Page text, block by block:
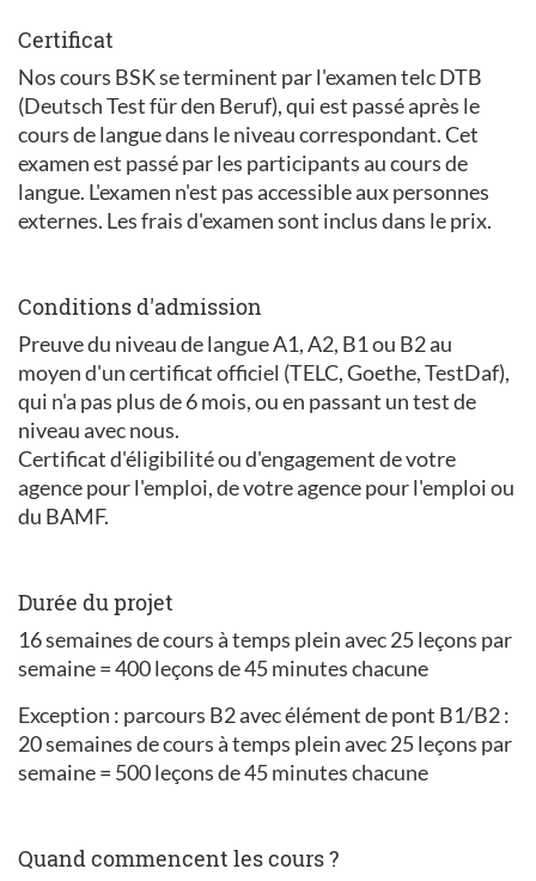
Certificat
Nos cours BSK se terminent par l'examen telc DTB
(Deutsch Test für den Beruf), qui est passé après le
cours de langue dans le niveau correspondant. Cet
examen est passé par les participants au cours de
langue. L'examen n'est pas accessible aux personnes
externes. Les frais d'examen sont inclus dans le prix.
Conditions d'admission
Preuve du niveau de langue A1, A2, B1 ou B2 au
moyen d'un certificat officiel (TELC, Goethe, TestDaf),
qui n'a pas plus de 6 mois, ou en passant un test de
niveau avec nous.
Certificat d'éligibilité ou d'engagement de votre
agence pour l'emploi, de votre agence pour l'emploi ou
du BAMF.
Durée du projet
16 semaines de cours à temps plein avec 25 leçons par
semaine = 400 leçons de 45 minutes chacune
Exception : parcours B2 avec élément de pont B1/B2 :
20 semaines de cours à temps plein avec 25 leçons par
semaine = 500 leçons de 45 minutes chacune
Quand commencent les cours ?